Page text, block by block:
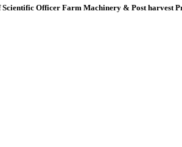
Chief Scientific Officer Farm Machinery & Post